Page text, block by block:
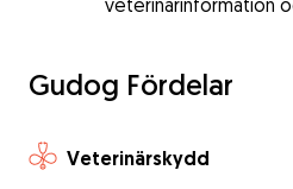
veterinärinformation
Gudog Fördelar
Veterinärskydd